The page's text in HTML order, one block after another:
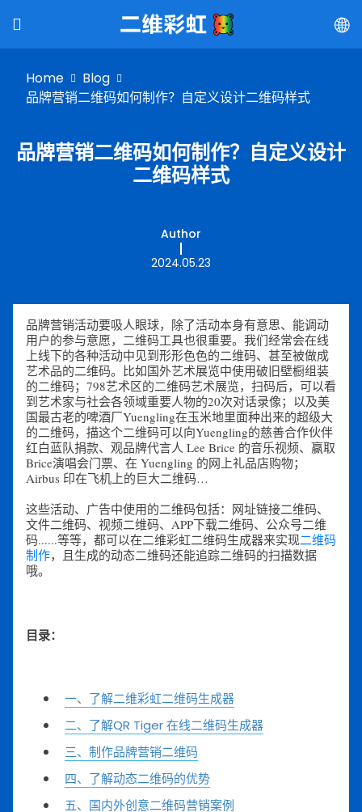
Home
Blog
品牌营销二维码如何制作？自定义设计二维码样式
品牌营销二维码如何制作？自定义设计
二维码样式
Author
2024.05.23
品牌营销活动要吸人眼球，除了活动本身有意思、能调动
用户的参与意愿，二维码工具也很重要。我们经常会在线
上线下的各种活动中见到形形色色的二维码、甚至被做成
艺术品的二维码。比如国外艺术展览中使用破旧壁橱组装
的二维码；798艺术区的二维码艺术展览， 扫码后，可以看
到艺术家与社会各领域重要人物的20次对话录像；以及美
国最古老的啤酒厂Yuengling在玉米地里面种出来的超级大
的二维码， 描这个二维码可以向Yuengling的慈善合作伙伴
红白蓝队捐款、观品牌代言人 Lee Brice 的音乐视频、赢取
Brice演唱会门票、在 Yuengling 的网上礼品店购物；
Airbus 印在飞机上的巨大二维码…
这些活动、广告中使用的二维码包括：网址链接二维码、
文件二维码、视频二维码、APP下载二维码、公众号二维
码......等等，都可以在二维彩虹二维码生成器来实现二维码
制作，且生成的动态二维码还能追踪二维码的扫描数据
哦。
目录：
一、了解二维彩虹二维码生成器
二、了解QR Tiger 在线二维码生成器
三、制作品牌营销二维码
四、了解动态二维码的优势
五、国内外创意二维码营销案例